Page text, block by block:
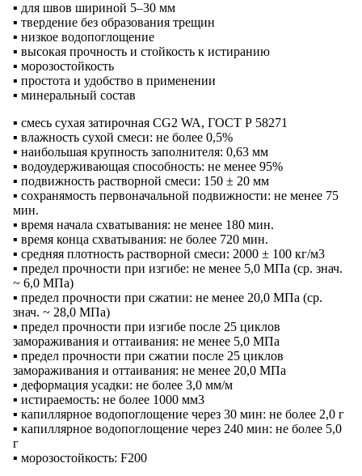
▪ для швов шириной 5–30 мм
▪ твердение без образования трещин
▪ низкое водопоглощение
▪ высокая прочность и стойкость к истиранию
▪ морозостойкость
▪ простота и удобство в применении
▪ минеральный состав
▪ смесь сухая затирочная CG2 WA, ГОСТ Р 58271
▪ влажность сухой смеси: не более 0,5%
▪ наибольшая крупность заполнителя: 0,63 мм
▪ водоудерживающая способность: не менее 95%
▪ подвижность растворной смеси: 150 ± 20 мм
▪ сохранямость первоначальной подвижности: не менее 75
мин.
▪ время начала схватывания: не менее 180 мин.
▪ время конца схватывания: не более 720 мин.
▪ средняя плотность растворной смеси: 2000 ± 100 кг/м3
▪ предел прочности при изгибе: не менее 5,0 МПа (ср. знач.
~ 6,0 МПа)
▪ предел прочности при сжатии: не менее 20,0 МПа (ср.
знач. ~ 28,0 МПа)
▪ предел прочности при изгибе после 25 циклов
замораживания и оттаивания: не менее 5,0 МПа
▪ предел прочности при сжатии после 25 циклов
замораживания и оттаивания: не менее 20,0 МПа
▪ деформация усадки: не более 3,0 мм/м
▪ истираемость: не более 1000 мм3
▪ капиллярное водопоглощение через 30 мин: не более 2,0 г
▪ капиллярное водопоглощение через 240 мин: не более 5,0
г
▪ морозостойкость: F200